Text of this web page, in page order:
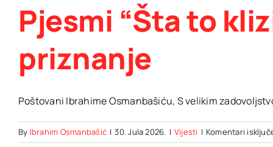
Pjesmi “Šta to
priznanje
Poštovani Ibrahime Osmanbašiću, S velikim
By Ibrahim Osmanbašić | 30. Jula 2026. | Vijesti | Komentari